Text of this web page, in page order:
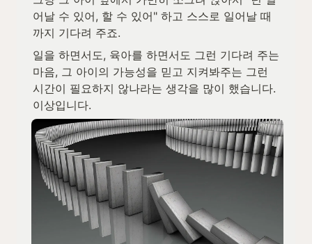
어날 수 있어, 할 수 있어" 하고 스스로 일어날 때
까지 기다려 주죠.
일을 하면서도, 육아를 하면서도 그런 기다려 주는
마음, 그 아이의 가능성을 믿고 지켜봐주는 그런
시간이 필요하지 않나라는 생각을 많이 했습니다.
이상입니다.